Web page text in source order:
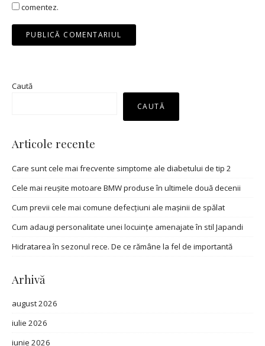
comentez.
Caută
CAUTĂ
Articole recente
Care sunt cele mai frecvente simptome ale diabetului de tip 2
Cele mai reușite motoare BMW produse în ultimele două decenii
Cum previi cele mai comune defecțiuni ale mașinii de spălat
Cum adaugi personalitate unei locuințe amenajate în stil Japandi
Hidratarea în sezonul rece. De ce rămâne la fel de importantă
Arhivă
august 2026
iulie 2026
iunie 2026